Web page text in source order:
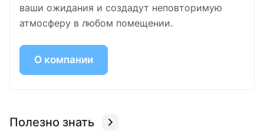
ваши ожидания и создадут неповторимую
атмосферу в любом помещении.
О компании
Полезно знать